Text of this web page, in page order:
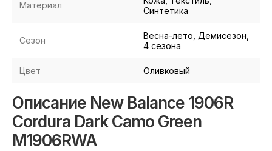
Материал
Синтетика
Сезон
Весна-лето, Демисезон,
4 сезона
Цвет Оливковый
Описание New Balance 1906R
Cordura Dark Camo Green
M1906RWA